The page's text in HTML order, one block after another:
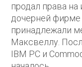
продал права
дочерней
принадлежали
Максвеллу.
IBM PC и